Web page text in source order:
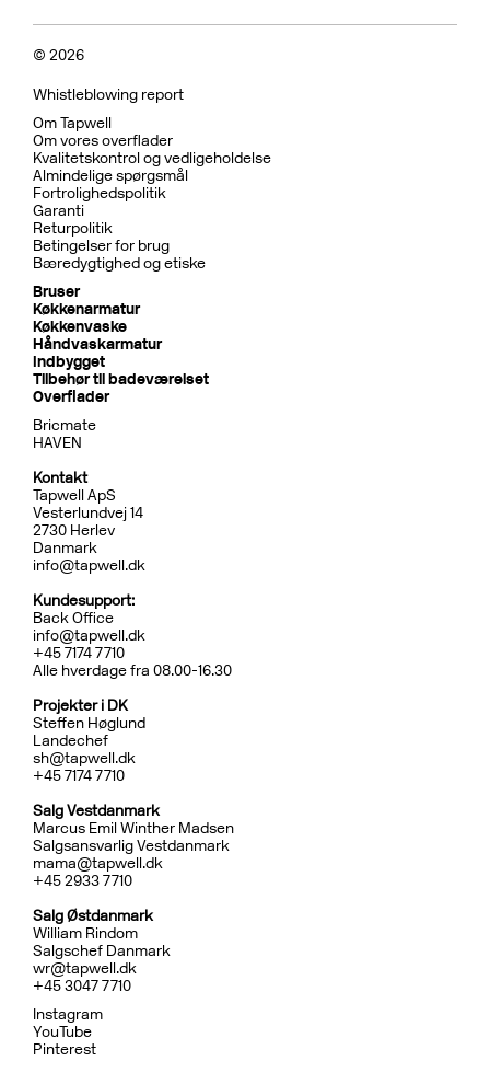
© 2026
Whistleblowing report
Om Tapwell
Om vores overflader
Kvalitetskontrol og vedligeholdelse
Almindelige spørgsmål
Fortrolighedspolitik
Garanti
Returpolitik
Betingelser for brug
Bæredygtighed og etiske
Bruser
Køkkenarmatur
Køkkenvaske
Håndvaskarmatur
Indbygget
Tilbehør til badeværelset
Overflader
Bricmate
HAVEN
Kontakt
Tapwell ApS
Vesterlundvej 14
2730 Herlev
Danmark
info@tapwell.dk
Kundesupport:
Back Office
info@tapwell.dk
+45 7174 7710
Alle hverdage fra 08.00-16.30
Projekter i DK
Steffen Høglund
Landechef
sh@tapwell.dk
+45 7174 7710
Salg Vestdanmark
Marcus Emil Winther Madsen
Salgsansvarlig Vestdanmark
mama@tapwell.dk
+45 2933 7710
SalgØstdanmark
William Rindom
Salgschef Danmark
wr@tapwell.dk
+45 3047 7710
Instagram
YouTube
Pinterest